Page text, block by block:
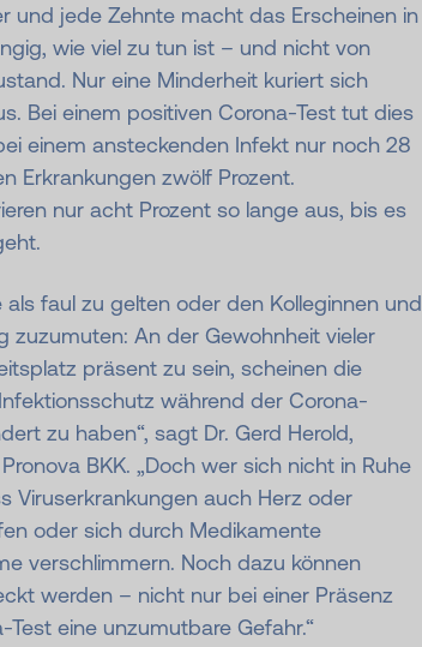
und jede Zehnte macht das Erscheinen in
wie viel zu tun ist – und nicht von
Nur eine Minderheit kuriert sich
Bei einem positiven Corona-Test tut dies
einem ansteckenden Infekt nur noch 28
Erkrankungen zwölf Prozent.
nur acht Prozent so lange aus, bis es
als faul zu gelten oder den Kolleginnen und
zuzumuten: An der Gewohnheit vieler
präsent zu sein, scheinen die
während der Corona-
zu haben“, sagt Dr. Gerd Herold,
BKK. „Doch wer sich nicht in Ruhe
Viruserkrankungen auch Herz oder
oder sich durch Medikamente
verschlimmern. Noch dazu können
werden – nicht nur bei einer Präsenz
eine unzumutbare Gefahr.“